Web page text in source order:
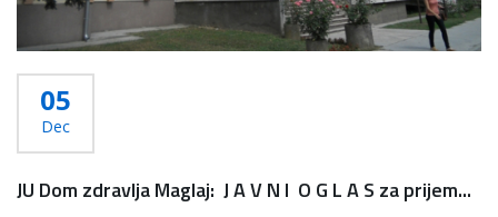
05
Dec
JU Dom zdravlja Maglaj: J A V N I O G L A S za prijem...